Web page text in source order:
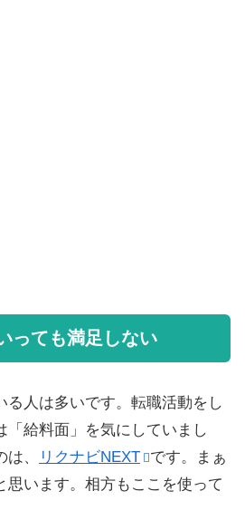
っても満足しない
る人は多いです。転職活動をし
「給料面」を気にしていまし
、
リクナビNEXT
です。まぁ
思います。相方もここを使って